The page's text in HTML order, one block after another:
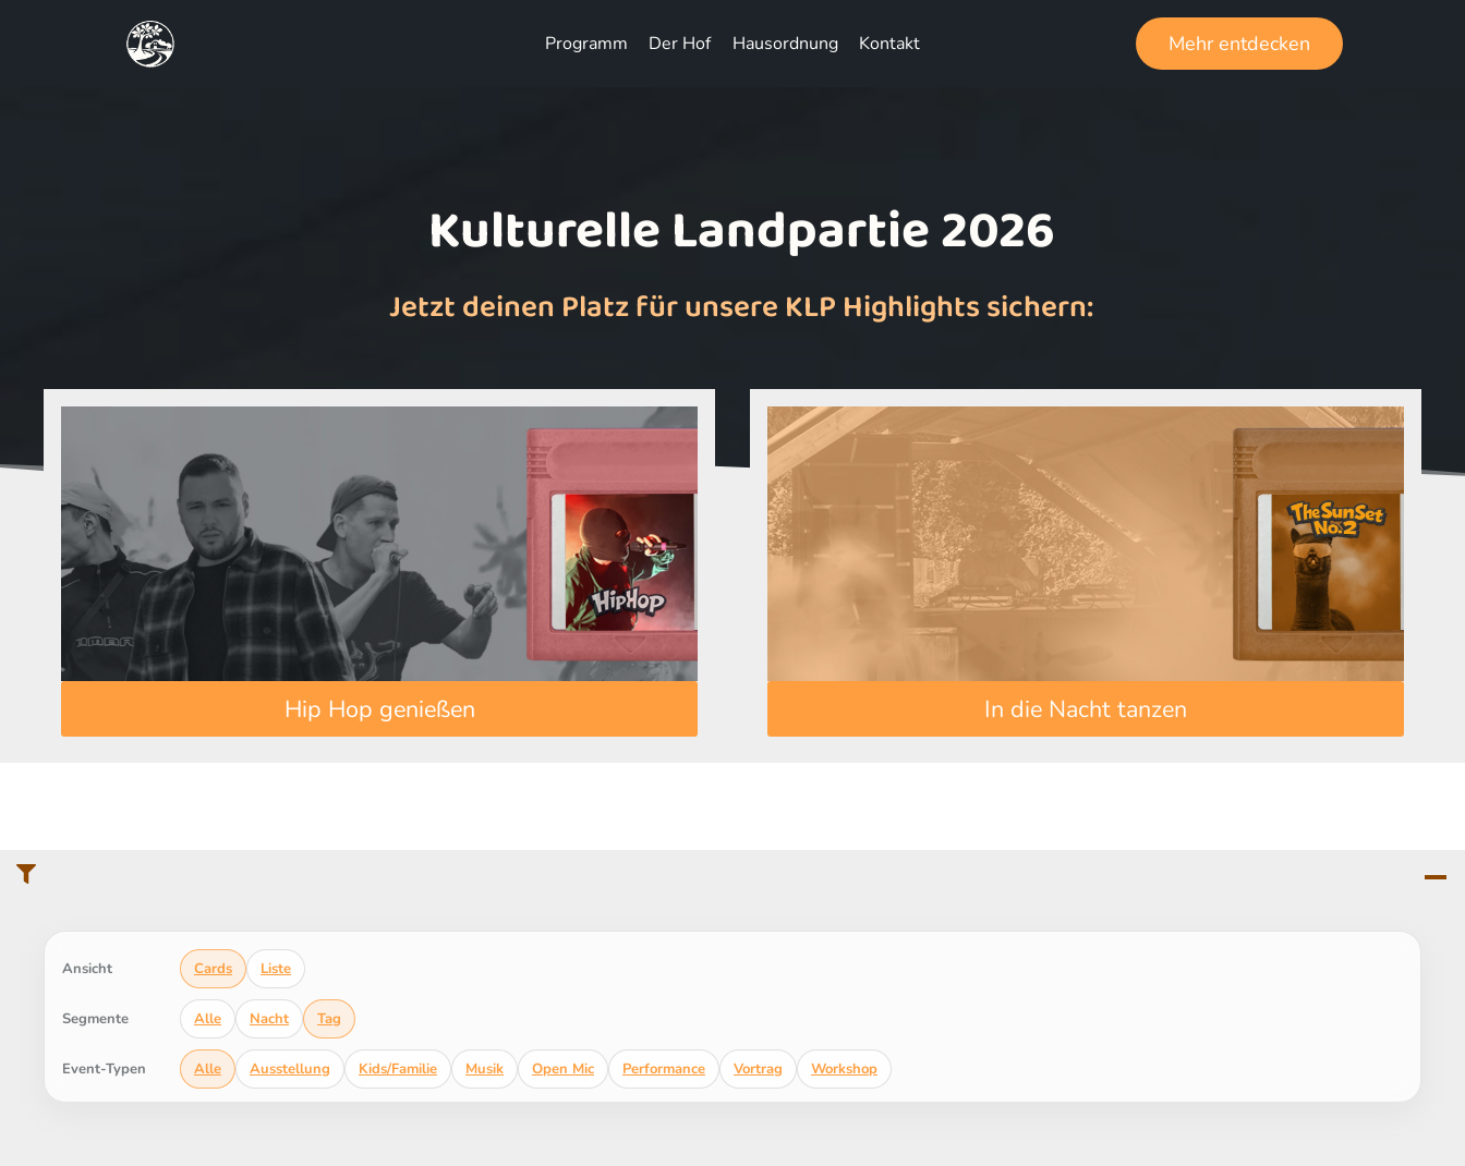
Programm Der Hof Hausordnung Kontakt Mehr entdecken
Kulturelle Landpartie 2026
Jetzt deinen Platz für unsere KLP Highlights sichern:
Hip Hop genießen In die Nacht tanzen
Ansicht Cards Liste
Segmente Alle Nacht Tag
Event-Typen Alle Ausstellung Kids/Familie Musik Open Mic Performance Vortrag Workshop